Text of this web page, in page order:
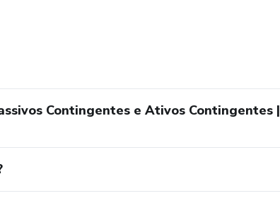
Contingentes e Ativos Contingentes |